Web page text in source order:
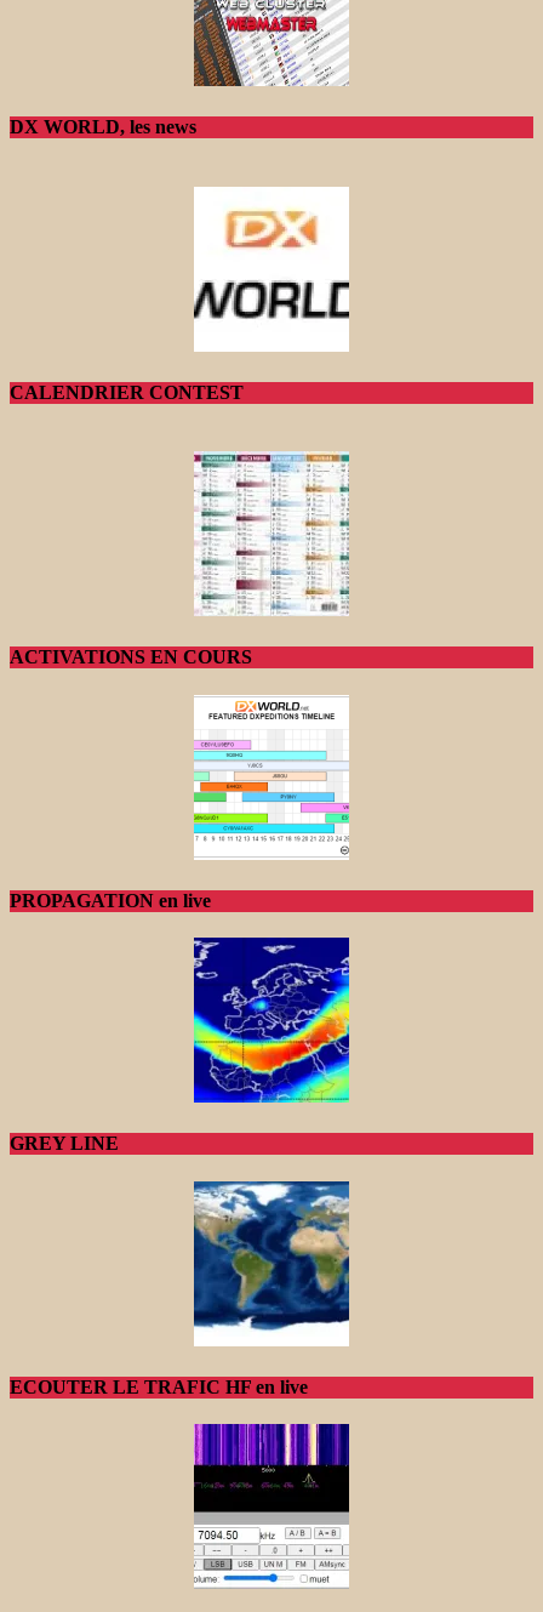
DX WORLD, les news
CALENDRIER CONTEST
ACTIVATIONS EN COURS
PROPAGATION en live
GREY LINE
ECOUTER LE TRAFIC HF en live